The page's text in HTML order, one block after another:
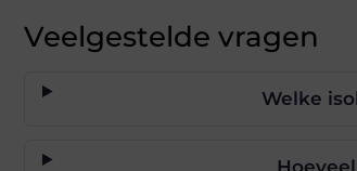
Veelgestelde vragen
Welke